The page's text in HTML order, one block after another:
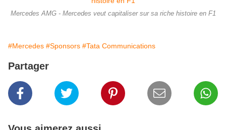
Mercedes AMG - Mercedes veut capitaliser sur sa riche histoire en F1
#Mercedes #Sponsors #Tata Communications
Partager